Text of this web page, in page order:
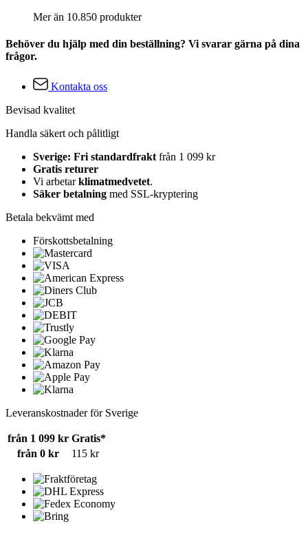
Mer än 10.850 produkter
Behöver du hjälp med din beställning? Vi svarar gärna på dina
frågor.
Kontakta oss
Bevisad kvalitet
Handla säkert och pålitligt
Sverige: Fri standardfrakt från 1 099 kr
Gratis returer
Vi arbetarklimatmedvetet.
Säker betalning med SSL-kryptering
Betala bekvämt med
Förskottsbetalning
Leveranskostnader för Sverige
från 1 099 kr Gratis*
från 0 kr
115 kr